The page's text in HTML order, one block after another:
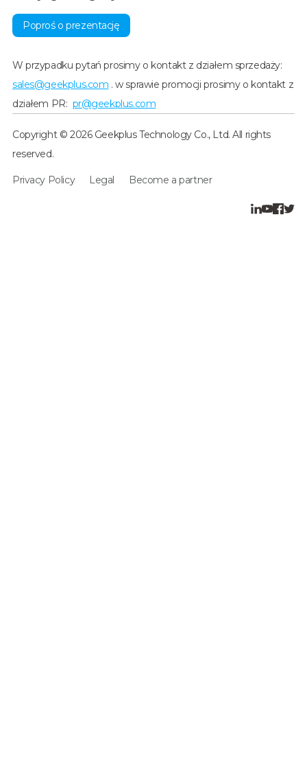
Poproś o prezentację
W przypadku pytań prosimy o kontakt z działem sprzedaży:
sales@geekplus.com . w sprawie promocji prosimy o kontakt z
działem PR: pr@geekplus.com
Copyright © 2026 Geekplus Technology Co., Ltd. All rights
reserved.
Privacy Policy Legal Become a partner